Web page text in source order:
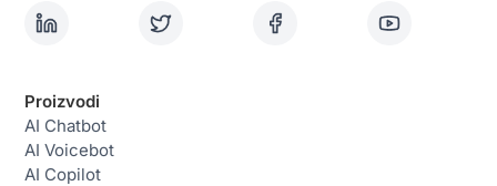
Proizvodi
AI Chatbot
AI Voicebot
AI Copilot